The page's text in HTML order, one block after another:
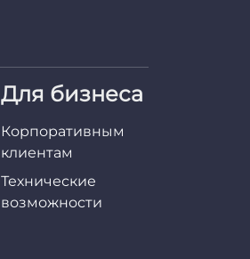
Для бизнеса
Корпоративным
клиентам
Технические
возможности